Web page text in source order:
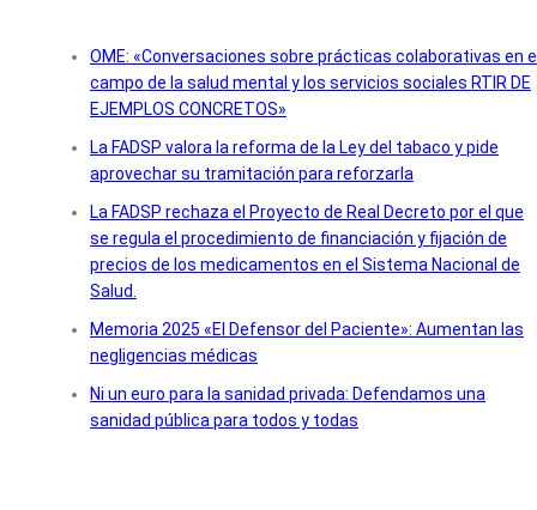
OME: «Conversaciones sobre prácticas colaborativas en
campo de la salud mental y los servicios sociales RTIR DE
EJEMPLOS CONCRETOS»
La FADSP valora la reforma de la Ley del tabaco y pide
aprovechar su tramitación para reforzarla
La FADSP rechaza el Proyecto de Real Decreto por el que
se regula el procedimiento de financiación y fijación de
precios de los medicamentos en el Sistema Nacional de
Salud.
Memoria 2025 «El Defensor del Paciente»: Aumentan las
negligencias médicas
Ni un euro para la sanidad privada: Defendamos una
sanidad pública para todos y todas